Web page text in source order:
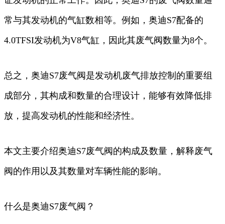
常与其发动机的气缸数相等。例如，奥迪S7配备的
4.0TFSI发动机为V8气缸，因此其废气阀数量为8个。
总之，奥迪S7废气阀是发动机废气排放控制的重要组
成部分，其构成和数量的合理设计，能够有效降低排
放，提高发动机的性能和经济性。
本文主要介绍奥迪S7废气阀的构成及数量，解释废气
阀的作用以及其数量对车辆性能的影响。
什么是奥迪S7废气阀？